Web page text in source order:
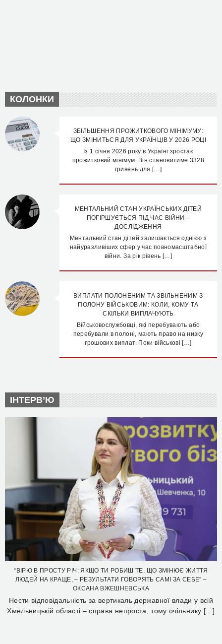
КОЛОНКИ
ЗБІЛЬШЕННЯ ПРОЖИТКОВОГО МІНІМУМУ:
ЩО ЗМІНИТЬСЯ ДЛЯ УКРАЇНЦІВ У 2026 РОЦІ
Із 1 січня 2026 року в Україні зростає
прожитковий мінімум. Він становитиме 3328
гривень для […]
МЕНТАЛЬНИЙ СТАН УКРАЇНСЬКИХ ДІТЕЙ
ПОГІРШУЄТЬСЯ ПІД ЧАС ВІЙНИ –
ДОСЛІДЖЕННЯ
Ментальний стан дітей залишається однією з
найуразливіших сфер у час повномасштабної
війни. За рік рівень […]
ВИПЛАТИ ПОЛОНЕНИМ ТА ЗВІЛЬНЕНИМ З
ПОЛОНУ ВІЙСЬКОВИМ: КОЛИ, КОМУ ТА
СКІЛЬКИ ВИПЛАЧУЮТЬ
Військовослужбовці, які перебувають або
перебували в полоні, мають право на низку
грошових виплат. Поки військові […]
ІНТЕРВ’Ю
“ВІРЮ В ПРОСТУ РІЧ: ЯКЩО ТИ РОБИШ ТЕ, ЩО ЗМІНЮЄ ЖИТТЯ
ЛЮДЕЙ НА КРАЩЕ, – РЕЗУЛЬТАТИ ГОВОРЯТЬ САМІ ЗА СЕБЕ” –
ОКСАНА ВЖЕШНЕВСЬКА
Нести відповідальність за вертикаль державної влади у всій
Хмельницькій області – справа непроста, тому очільнику […]